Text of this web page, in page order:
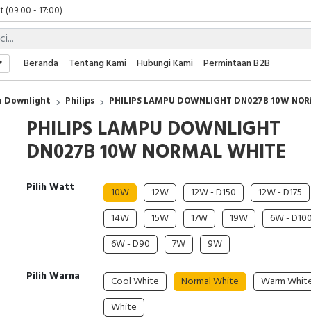
(09:00 - 17:00)
- 17:00)
- 17:00)
(09:00 - 17:00)
Beranda Tentang Kami Hubungi Kami Permintaan B2B
Downlight Philips PHILIPS LAMPU DOWNLIGHT DN027B 10W
PHILIPS LAMPU DOWNLIGHT
DN027B 10W NORMAL WHITE
Pilih Watt 10W 12W 12W - D150
12W - D175
14W
15W 17W 19W
6W -
6W - D90
7W
9W
Pilih Warna
Cool White Normal White
Warm
White